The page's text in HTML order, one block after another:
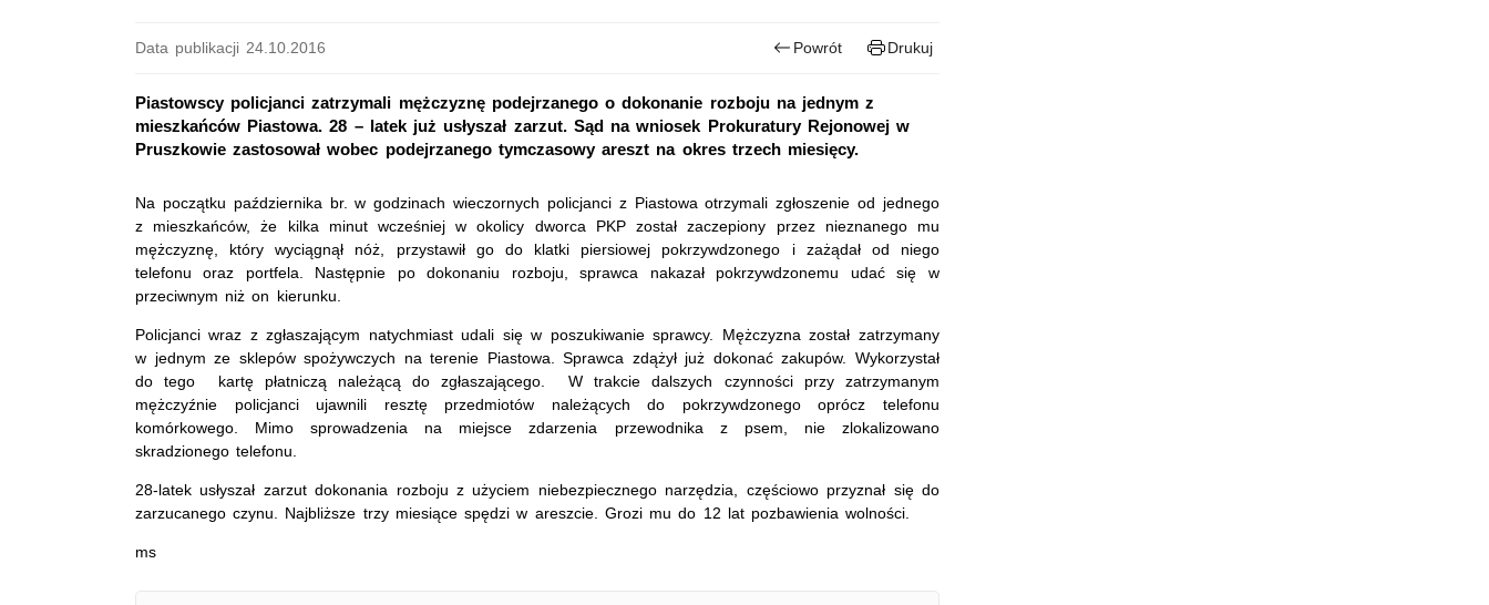
Data publikacji 24.10.2016 Powrót Drukuj
Piastowscy policjanci zatrzymali mężczyznę podejrzanego o dokonanie rozboju na jednym z
mieszkańców Piastowa. 28 – latek już usłyszał zarzut. Sąd na wniosek Prokuratury Rejonowej w
Pruszkowie zastosował wobec podejrzanego tymczasowy areszt na okres trzech miesięcy.
Na początku października br. w godzinach wieczornych policjanci z Piastowa otrzymali zgłoszenie od jednego
z mieszkańców, że kilka minut wcześniej w okolicy dworca PKP został zaczepiony przez nieznanego mu
mężczyznę, który wyciągnął nóż, przystawił go do klatki piersiowej pokrzywdzonego i zażądał od niego
telefonu oraz portfela. Następnie po dokonaniu rozboju, sprawca nakazał pokrzywdzonemu udać się w
przeciwnym niż on kierunku.
Policjanci wraz z zgłaszającym natychmiast udali się w poszukiwanie sprawcy. Mężczyzna został zatrzymany
w jednym ze sklepów spożywczych na terenie Piastowa. Sprawca zdążył już dokonać zakupów. Wykorzystał
do tego kartę płatniczą należącą do zgłaszającego. W trakcie dalszych czynności przy zatrzymanym
mężczyźnie policjanci ujawnili resztę przedmiotów należących do pokrzywdzonego oprócz telefonu
komórkowego. Mimo sprowadzenia na miejsce zdarzenia przewodnika z psem, nie zlokalizowano
skradzionego telefonu.
28-latek usłyszał zarzut dokonania rozboju z użyciem niebezpiecznego narzędzia, częściowo przyznał się do
zarzucanego czynu. Najbliższe trzy miesiące spędzi w areszcie. Grozi mu do 12 lat pozbawienia wolności.
ms